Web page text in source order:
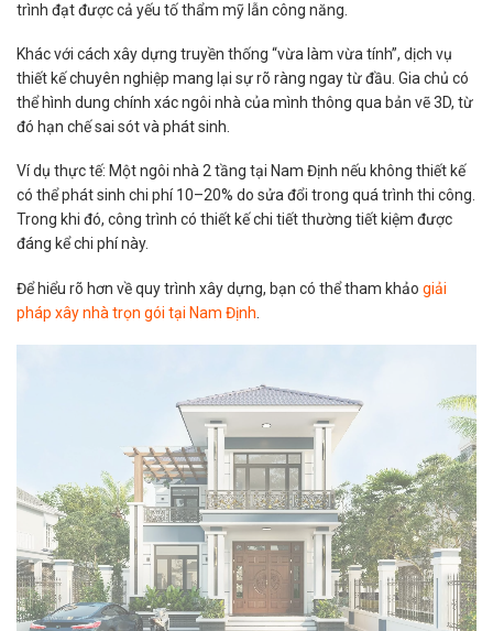
trình đạt được cả yếu tố thẩm mỹ lẫn công năng.
Khác với cách xây dựng truyền thống “vừa làm vừa tính”, dịch vụ
thiết kế chuyên nghiệp mang lại sự rõ ràng ngay từ đầu. Gia chủ có
thể hình dung chính xác ngôi nhà của mình thông qua bản vẽ 3D, từ
đó hạn chế sai sót và phát sinh.
Ví dụ thực tế: Một ngôi nhà 2 tầng tại Nam Định nếu không thiết kế
có thể phát sinh chi phí 10–20% do sửa đổi trong quá trình thi công.
Trong khi đó, công trình có thiết kế chi tiết thường tiết kiệm được
đáng kể chi phí này.
Để hiểu rõ hơn về quy trình xây dựng, bạn có thể tham khảo giải
pháp xây nhà trọn gói tại Nam Định